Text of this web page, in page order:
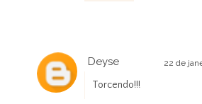
Deyse 22 de
Torcendo!!!